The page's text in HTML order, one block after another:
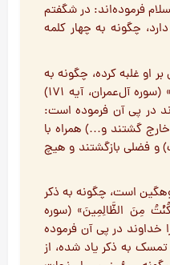
فرموده‌اند: در شگفتم
چگونه به چهار کلمه
او غلبه کرده، چگونه به
ذکر «حَسْبُنَا اللهُ وَ نِعْمَ الْوَکِیلُ» (سوره آل‌عمران، آیه ۱۷۱)
در پی آن فرموده است:
گشتند و…) همراه با
و فضلی بازگشتند و هیچ
است، چگونه به ذکر
مِنَ الظَّالِمِينَ» (سوره
زیرا خداوند در پی آن فرموده
به ذکر یاد شده، از